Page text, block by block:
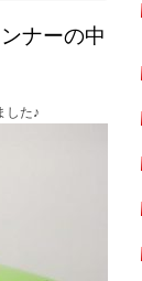
ナーの中
した♪